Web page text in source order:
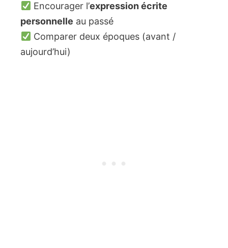
Encourager l’expression écrite
personnelle au passé
Comparer deux époques (avant /
aujourd’hui)